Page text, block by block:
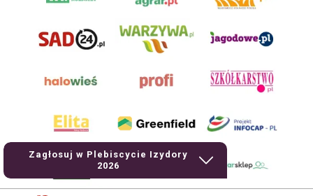
Zagłosuj w Plebiscycie Izydory
2026